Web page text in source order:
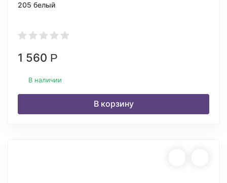
205 белый
1 560 Р
В наличии
В корзину